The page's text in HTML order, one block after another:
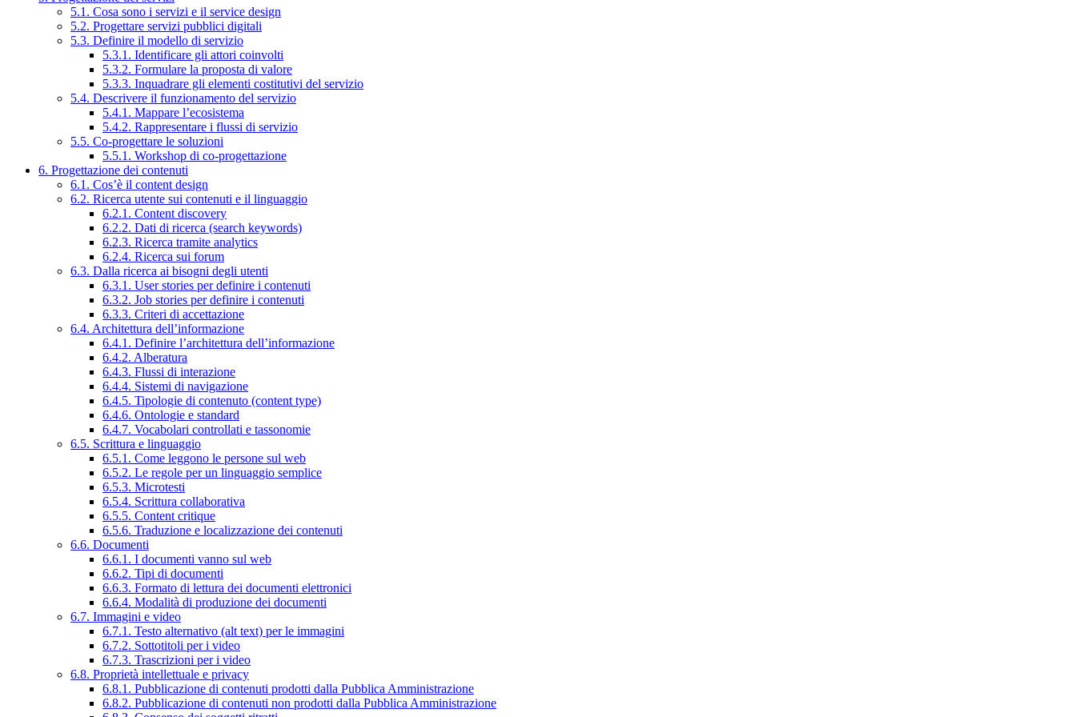
5.1. Cosa sono i servizi e il service design
5.2. Progettare servizi pubblici digitali
5.3. Definire il modello di servizio
5.3.1. Identificare gli attori coinvolti
5.3.2. Formulare la proposta di valore
5.3.3. Inquadrare gli elementi costitutivi del servizio
5.4. Descrivere il funzionamento del servizio
5.4.1. Mappare l’ecosistema
5.4.2. Rappresentare i flussi di servizio
5.5. Co-progettare le soluzioni
5.5.1. Workshop di co-progettazione
6. Progettazione dei contenuti
6.1. Cos’è il content design
6.2. Ricerca utente sui contenuti e il linguaggio
6.2.1. Content discovery
6.2.2. Dati di ricerca (search keywords)
6.2.3. Ricerca tramite analytics
6.2.4. Ricerca sui forum
6.3. Dalla ricerca ai bisogni degli utenti
6.3.1. User stories per definire i contenuti
6.3.2. Job stories per definire i contenuti
6.3.3. Criteri di accettazione
6.4. Architettura dell’informazione
6.4.1. Definire l’architettura dell’informazione
6.4.2. Alberatura
6.4.3. Flussi di interazione
6.4.4. Sistemi di navigazione
6.4.5. Tipologie di contenuto (content type)
6.4.6. Ontologie e standard
6.4.7. Vocabolari controllati e tassonomie
6.5. Scrittura e linguaggio
6.5.1. Come leggono le persone sul web
6.5.2. Le regole per un linguaggio semplice
6.5.3. Microtesti
6.5.4. Scrittura collaborativa
6.5.5. Content critique
6.5.6. Traduzione e localizzazione dei contenuti
6.6. Documenti
6.6.1. I documenti vanno sul web
6.6.2. Tipi di documenti
6.6.3. Formato di lettura dei documenti elettronici
6.6.4. Modalità di produzione dei documenti
6.7. Immagini e video
6.7.1. Testo alternativo (alt text) per le immagini
6.7.2. Sottotitoli per i video
6.7.3. Trascrizioni per i video
6.8. Proprietà intellettuale e privacy
6.8.1. Pubblicazione di contenuti prodotti dalla Pubblica Amministrazione
6.8.2. Pubblicazione di contenuti non prodotti dalla Pubblica Amministrazione